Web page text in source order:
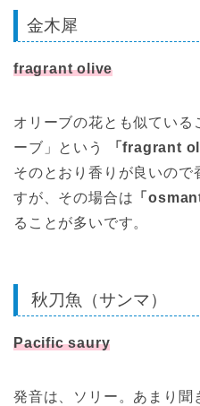
金木犀
fragrant olive
オリーブの花とも似ている
ーブ」という
「fragrant
そのとおり香りが良いので
すが、その場合は 「
ることが多いです。
秋刀魚（サンマ）
Pacific saury
発音は、ソリー。あまり聞